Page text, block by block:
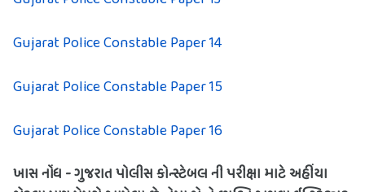
Gujarat Police Constable Paper 14
Gujarat Police Constable Paper 15
Gujarat Police Constable Paper 16
ખાસ નોંધ - ગુજરાત પોલીસ કોન્સ્ટેબલ ની પરીક્ષા માટે અહીંયા